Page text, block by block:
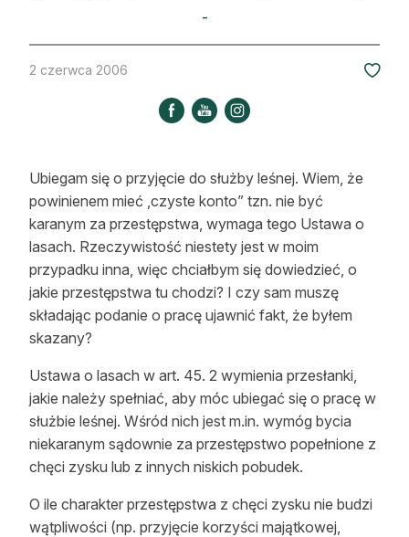
Nowe technologie
Kultura i historia
Auto do lasu
Dla drwala
Leśnik na zakupach
Z zagranicy
Edukacja
Lasy prywatne
O nas
100 lat „Lasu Polskiego”
Prenumerata
-
2 czerwca 2006
Ubiegam się o przyjęcie do służby leśnej. Wiem, że
powinienem mieć ,czyste konto” tzn. nie być
karanym za przestępstwa, wymaga tego Ustawa o
lasach. Rzeczywistość niestety jest w moim
przypadku inna, więc chciałbym się dowiedzieć, o
jakie przestępstwa tu chodzi? I czy sam muszę
składając podanie o pracę ujawnić fakt, że byłem
skazany?
Ustawa o lasach w art. 45. 2 wymienia przesłanki,
jakie należy spełniać, aby móc ubiegać się o pracę w
służbie leśnej. Wśród nich jest m.in. wymóg bycia
niekaranym sądownie za przestępstwo popełnione z
chęci zysku lub z innych niskich pobudek.
O ile charakter przestępstwa z chęci zysku nie budzi
wątpliwości (np. przyjęcie korzyści majątkowej,